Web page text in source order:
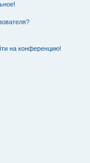
на конференцию!